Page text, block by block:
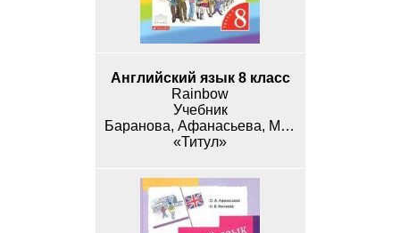
Английский язык 8 класс
Rainbow
Учебник
Баранова, Афанасьева, Михеева
«Титул»